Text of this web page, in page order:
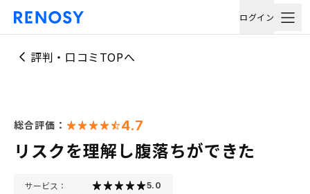
ログイン
評判・口コミTOPへ
総合評価： 4.7
リスクを理解し腹落ちができた
サービス： 5.0